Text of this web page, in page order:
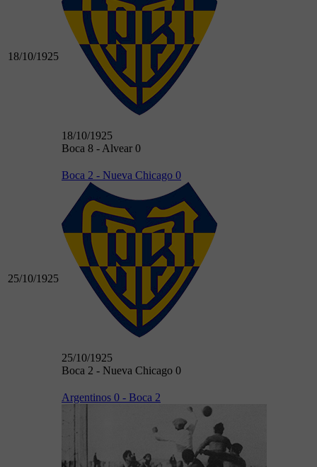
18/10/1925
18/10/1925
Boca 8 - Alvear 0
25/10/1925
Boca 2 - Nueva Chicago 0
25/10/1925
Boca 2 - Nueva Chicago 0
Argentinos 0 - Boca 2